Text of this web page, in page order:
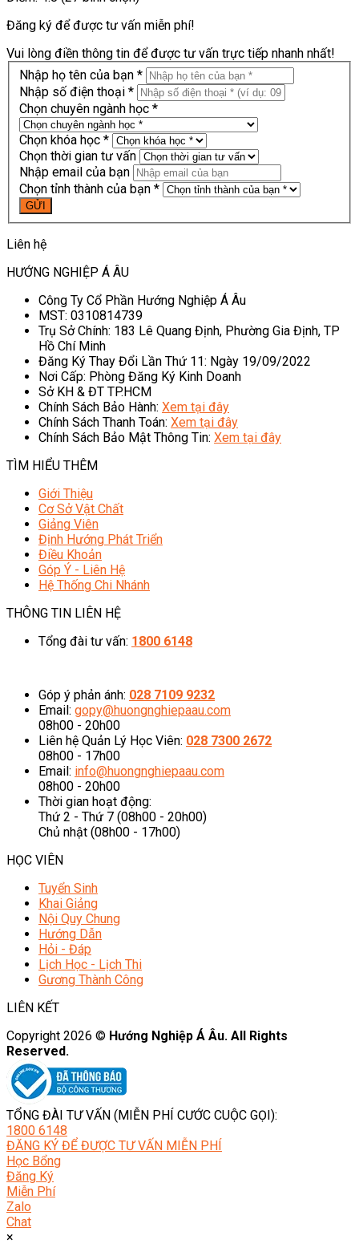
Đăng ký để được tư vấn miễn phí!
Vui lòng điền thông tin để được tư vấn trực tiếp nhanh nhất!
Nhập họ tên của bạn *
Nhập số điện thoại *
Chọn chuyên ngành học *
Chọn khóa học *
Chọn thời gian tư vấn
Nhập email của bạn
Chọn tỉnh thành của bạn *
Liên hệ
HƯỚNG NGHIỆP Á ÂU
Công Ty Cổ Phần Hướng Nghiệp Á Âu
MST: 0310814739
Trụ Sở Chính: 183 Lê Quang Định, Phường Gia Định, TP
Hồ Chí Minh
Đăng Ký Thay Đổi Lần Thứ 11: Ngày 19/09/2022
Nơi Cấp: Phòng Đăng Ký Kinh Doanh
Sở KH & ĐT TP.HCM
Chính Sách Bảo Hành: Xem tại đây
Chính Sách Thanh Toán: Xem tại đây
Chính Sách Bảo Mật Thông Tin: Xem tại đây
TÌM HIỂU THÊM
Giới Thiệu
Cơ Sở Vật Chất
Giảng Viên
Định Hướng Phát Triển
Điều Khoản
Góp Ý - Liên Hệ
Hệ Thống Chi Nhánh
THÔNG TIN LIÊN HỆ
Tổng đài tư vấn: 1800 6148
Góp ý phản ánh: 028 7109 9232
Email: gopy@huongnghiepaau.com
08h00 - 20h00
Liên hệ Quản Lý Học Viên: 028 7300 2672
08h00 - 17h00
Email: info@huongnghiepaau.com
08h00 - 20h00
Thời gian hoạt động:
Thứ 2 - Thứ 7 (08h00 - 20h00)
Chủ nhật (08h00 - 17h00)
HỌC VIÊN
Tuyển Sinh
Khai Giảng
Nội Quy Chung
Hướng Dẫn
Hỏi - Đáp
Lịch Học - Lịch Thi
Gương Thành Công
LIÊN KẾT
Copyright 2026 © Hướng Nghiệp Á Âu. All Rights
Reserved.
TỔNG ĐÀI TƯ VẤN (MIỄN PHÍ CƯỚC CUỘC GỌI):
1800 6148
ĐĂNG KÝ ĐỂ ĐƯỢC TƯ VẤN MIỄN PHÍ
Học Bổng
Đăng Ký
Miễn Phí
Zalo
Chat
×